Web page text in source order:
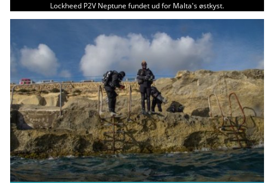
Lockheed P2V Neptune fundet ud for Malta's østkyst.